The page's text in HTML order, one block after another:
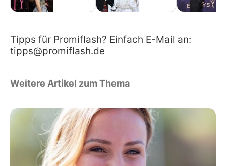
Tipps für Promiflash? Einfach E-Mail an:
tipps@promiflash.de
Weitere Artikel zum Thema